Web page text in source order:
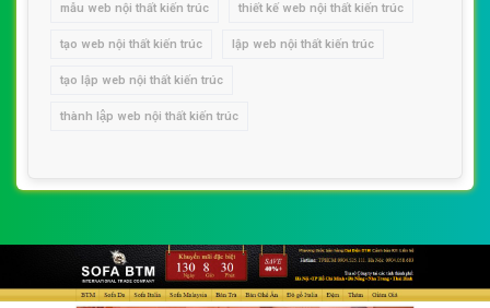
mẫu web nội thất kiến trúc thiết kế web nội thất kiến trúc
tạo web nội thất kiến trúc lập web nội thất kiến trúc
tạo lập web nội thất kiến trúc
thành lập web nội thất kiến trúc